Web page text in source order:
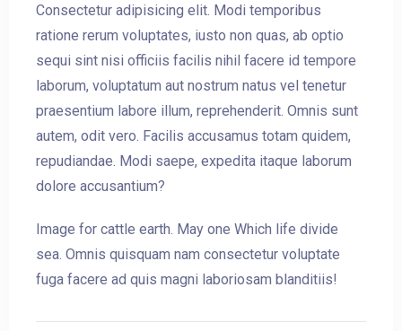
Consectetur adipisicing elit. Modi temporibus
ratione rerum voluptates, iusto non quas, ab optio
sequi sint nisi officiis facilis nihil facere id tempore
laborum, voluptatum aut nostrum natus vel tenetur
praesentium labore illum, reprehenderit. Omnis sunt
autem, odit vero. Facilis accusamus totam quidem,
repudiandae. Modi saepe, expedita itaque laborum
dolore accusantium?
Image for cattle earth. May one Which life divide
sea. Omnis quisquam nam consectetur voluptate
fuga facere ad quis magni laboriosam blanditiis!